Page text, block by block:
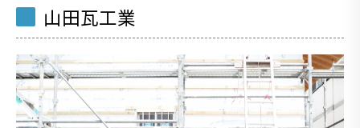
山田瓦工業